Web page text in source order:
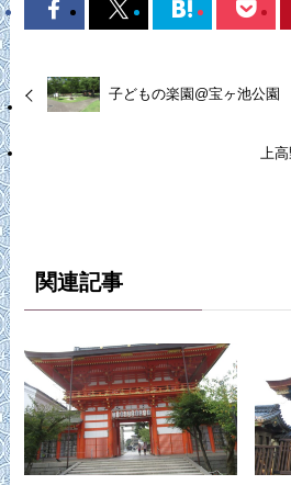
子どもの楽園@宝ヶ池公園
上
関連記事